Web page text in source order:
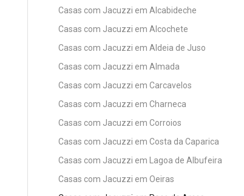
Casas com Jacuzzi em Alcabideche
Casas com Jacuzzi em Alcochete
Casas com Jacuzzi em Aldeia de Juso
Casas com Jacuzzi em Almada
Casas com Jacuzzi em Carcavelos
Casas com Jacuzzi em Charneca
Casas com Jacuzzi em Corroios
Casas com Jacuzzi em Costa da Caparica
Casas com Jacuzzi em Lagoa de Albufeira
Casas com Jacuzzi em Oeiras